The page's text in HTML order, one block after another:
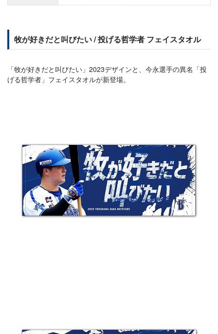
牧が好きだと叫びたい / 投げる哲学者 フェイスタオル
「牧が好きだと叫びたい」2023デザインと、今永選手の異名「投
げる哲学者」フェイスタオルが新登場。